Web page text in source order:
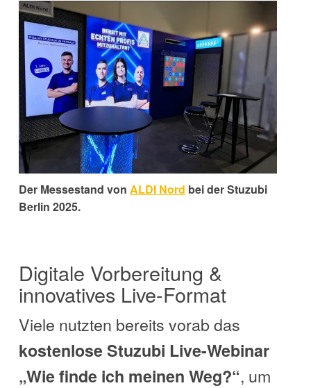
Der Messestand von ALDI Nord bei derStuzubi
Berlin 2025.
Digitale Vorbereitung &
innovatives Live-Format
Viele nutzten bereits vorab das
kostenlose Stuzubi Live-Webinar
„Wie finde ich meinen Weg?“, um